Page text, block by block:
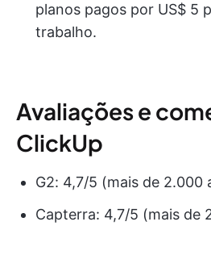
planos pagos por US$ 5
trabalho.
Avaliações e
ClickUp
G2: 4,7/5 (mais de 2.000
Capterra: 4,7/5 (mais de